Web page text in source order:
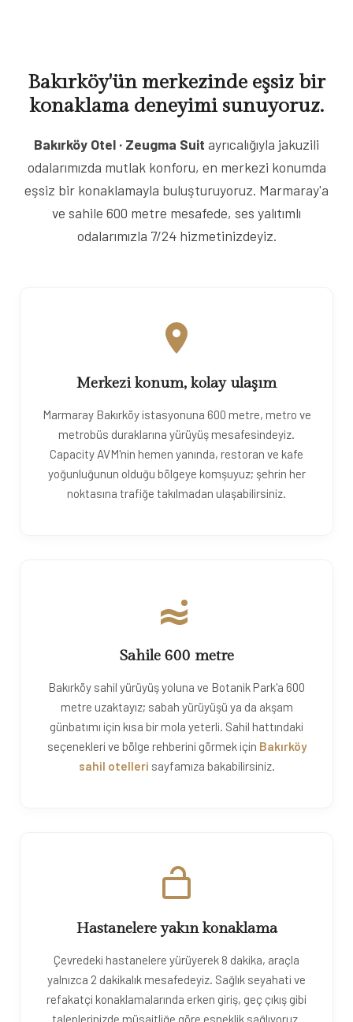
Bakırköy'ün merkezinde eşsiz bir
konaklama deneyimi sunuyoruz.
Bakırköy Otel · Zeugma Suit ayrıcalığıyla jakuzili
odalarımızda mutlak konforu, en merkezi konumda
eşsiz bir konaklamayla buluşturuyoruz. Marmaray'a
ve sahile 600 metre mesafede, ses yalıtımlı
odalarımızla 7/24 hizmetinizdeyiz.
Merkezi konum, kolay ulaşım
Marmaray Bakırköy istasyonuna 600 metre, metro ve
metrobüs duraklarına yürüyüş mesafesindeyiz.
Capacity AVM'nin hemen yanında, restoran ve kafe
yoğunluğunun olduğu bölgeye komşuyuz; şehrin her
noktasına trafiğe takılmadan ulaşabilirsiniz.
Sahile 600 metre
Bakırköy sahil yürüyüş yoluna ve Botanik Park'a 600
metre uzaktayız; sabah yürüyüşü ya da akşam
günbatımı için kısa bir mola yeterli. Sahil hattındaki
seçenekleri ve bölge rehberini görmek için Bakırköy
sahil otelleri sayfamıza bakabilirsiniz.
Hastanelere yakın konaklama
Çevredeki hastanelere yürüyerek 8 dakika, araçla
yalnızca 2 dakikalık mesafedeyiz. Sağlık seyahati ve
refakatçi konaklamalarında erken giriş, geç çıkış gibi
taleplerinizde müsaitliğe göre esneklik sağlıyoruz.